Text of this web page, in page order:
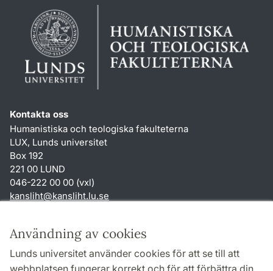
Användning av cookies
Lunds universitet använder cookies för att se till att
webbplatsen fungerar korrekt och för att förbättra din
Kontakta oss
Humanistiska och teologiska fakulteterna
LUX, Lunds universitet
Box 192
221 00 LUND
046-222 00 00 (vxl)
kansliht@kansliht.lu.se
Genvägar
Om webbplatsen och cookies
Behandling av personuppgifter